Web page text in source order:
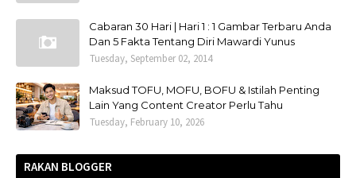
Cabaran 30 Hari | Hari 1 : 1 Gambar Terbaru Anda
Dan 5 Fakta Tentang Diri Mawardi Yunus
Tuesday, September 02, 2014
Maksud TOFU, MOFU, BOFU & Istilah Penting
Lain Yang Content Creator Perlu Tahu
Tuesday, February 10, 2026
RAKAN BLOGGER